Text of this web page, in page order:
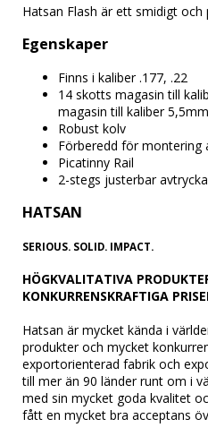
Hatsan Flash är ett smidigt och
Egenskaper
Finns i kaliber .177, .22
14 skotts magasin till
magasin till kaliber 5,5mm
Robust kolv
Förberedd för montering
Picatinny Rail
2-stegs justerbar
HATSAN
SERIOUS. SOLID. IMPACT.
HÖGKVALITATIVA
KONKURRENSKRAFTIGA
Hatsan är mycket kända i
produkter och mycket
exportorienterad fabrik och
till mer än 90 länder runt om i
med sin mycket goda kvalitet
fått en mycket bra acceptans